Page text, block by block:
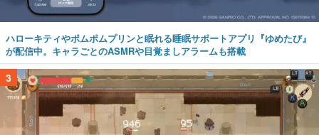
ハローキティやポムポムプリンと眠れる睡眠サポートアプリ『ゆめたび』
が配信中。キャラごとのASMRや目覚ましアラームも搭載
3